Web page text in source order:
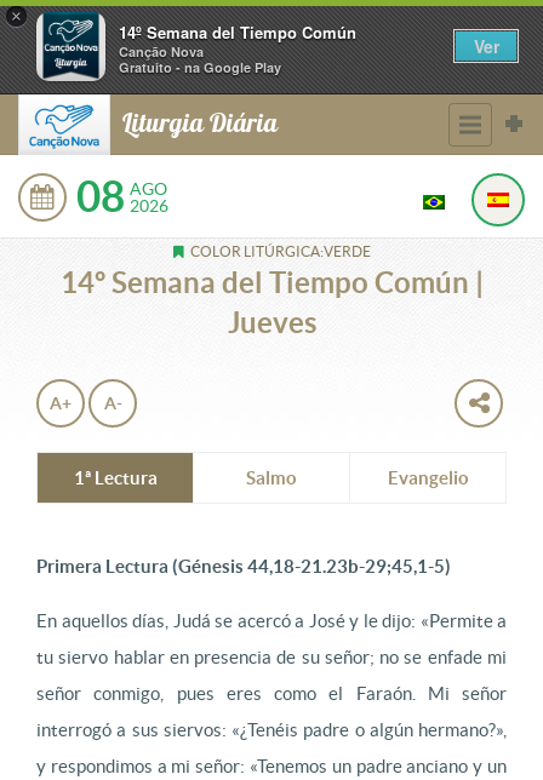
×
14º Semana del Tiempo Común
Canção Nova
Gratuito - na Google Play
Ver
Liturgia Diária
08 AGO
2026
COLOR LITÚRGICA:VERDE
14º Semana del Tiempo Común |
Jueves
A+ A-
1ª Lectura Salmo Evangelio
Primera Lectura (Génesis 44,18-21.23b-29;45,1-5)
En aquellos días, Judá se acercó a José y le dijo: «Permite a
tu siervo hablar en presencia de su señor; no se enfade mi
señor conmigo, pues eres como el Faraón. Mi señor
interrogó a sus siervos: «¿Tenéis padre o algún hermano?»,
y respondimos a mi señor: «Tenemos un padre anciano y un